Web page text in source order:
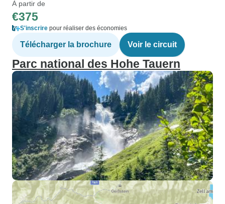
À partir de
€375
S'inscrire pour réaliser des économies
Télécharger la brochure Voir le circuit
Parc national des Hohe Tauern